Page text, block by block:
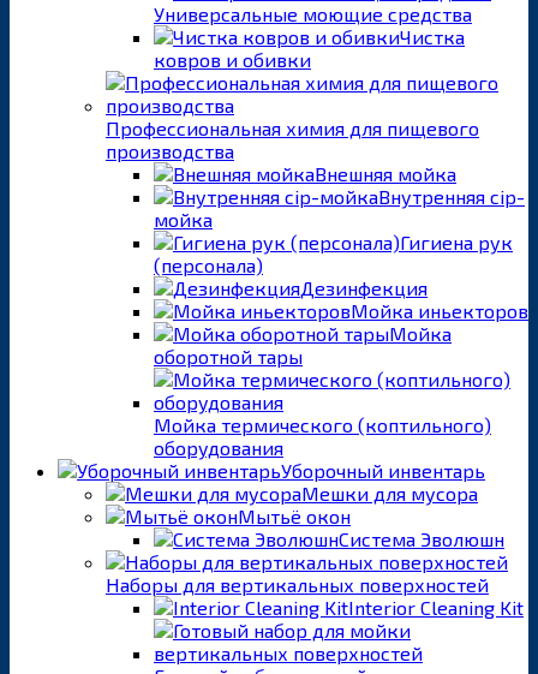
Универсальные моющие средства
Чистка
ковров и обивки
Профессиональная химия для пищевого
производства
Внешняя мойка
Внутренняя cip-
мойка
Гигиена рук
(персонала)
Дезинфекция
Мойка иньекторов
Мойка
оборотной тары
Мойка термического (коптильного)
оборудования
Уборочный инвентарь
Мешки для мусора
Мытьё окон
Система Эволюшн
Наборы для вертикальных поверхностей
Interior Cleaning Kit